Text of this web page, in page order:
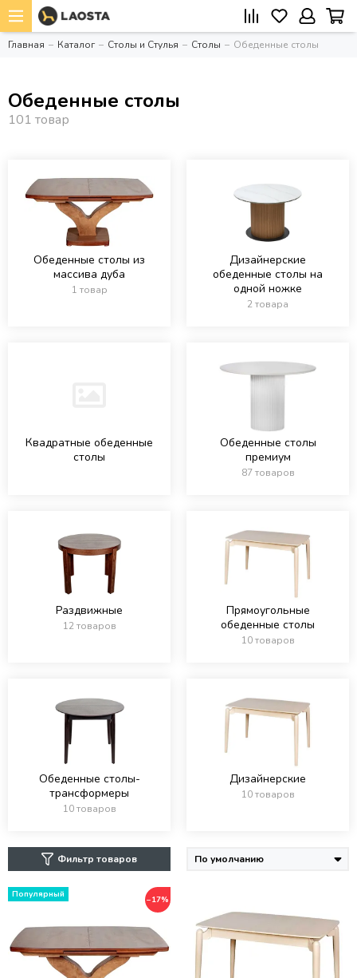
Главная Каталог Столы и Стулья Столы Обеденные столы
Обеденные столы
Обеденные столы из
массива дуба
1 товар
Дизайнерские
обеденные столы на
одной ножке
2 товара
Квадратные обеденные
столы
Обеденные столы
премиум
87 товаров
Раздвижные
12 товаров
Прямоугольные
обеденные столы
10 товаров
Обеденные столы-
трансформеры
10 товаров
Дизайнерские
10 товаров
Фильтр товаров
−17%